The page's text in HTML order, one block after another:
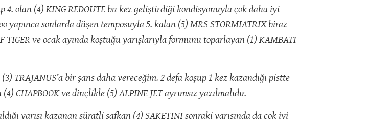
olan (4) KING REDOUTE bu kez geliştirdiği kondisyonuyla çok daha iyi
yapınca sonlarda düşen temposuyla 5. kalan (5) MRS STORMIATRIX biraz
TIGER ve ocak ayında koştuğu yarışlarıyla formunu toparlayan (1) KAMBATI
bir şans daha vereceğim. 2 defa koşup 1 kez kazandığı pistte
CHAPBOOK ve dinçlikle (5) ALPINE JET ayrımsız yazılmalıdır.
yarışı kazanan süratli safkan (4) SAKETINI sonraki yarışında da çok iyi